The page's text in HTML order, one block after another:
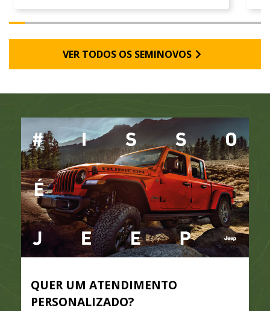
VER TODOS OS SEMINOVOS
QUER UM ATENDIMENTO
PERSONALIZADO?